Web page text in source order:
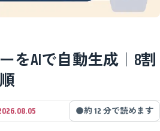
をAIで自動生成｜8割
約 12 分で読めます